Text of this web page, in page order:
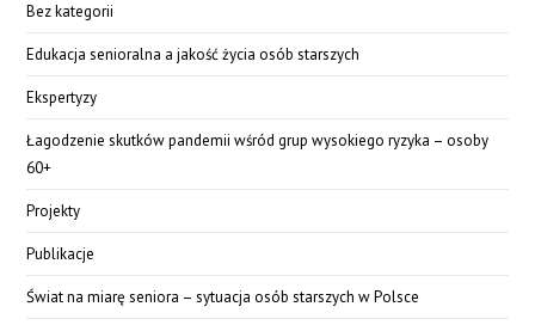
Bez kategorii
Edukacja senioralna a jakość życia osób starszych
Ekspertyzy
Łagodzenie skutków pandemii wśród grup wysokiego ryzyka – osoby
60+
Projekty
Publikacje
Świat na miarę seniora – sytuacja osób starszych w Polsce